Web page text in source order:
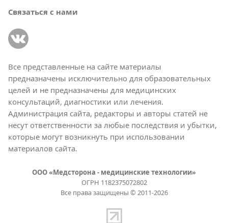
Связаться с нами
Все представленные на сайте материалы
предназначены исключительно для образовательных
целей и не предназначены для медицинских
консультаций, диагностики или лечения.
Администрация сайта, редакторы и авторы статей не
несут ответственности за любые последствия и убытки,
которые могут возникнуть при использовании
материалов сайта.
ООО «Медсторона - медицинские технологии»
ОГРН 1182375072802
Все права защищены © 2011-2026